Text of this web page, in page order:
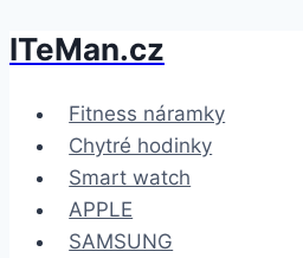
Přeskočit
obsah
ITeMan.cz
Fitness náramky
Chytré hodinky
Smart watch
APPLE
SAMSUNG